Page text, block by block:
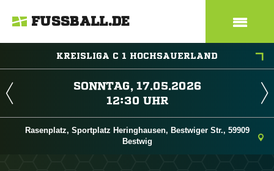
FUSSBALL.DE
KREISLIGA C 1 HOCHSAUERLAND
 
 
Rasenplatz, Sportplatz Heringhausen, Bestwiger Str., 59909
Bestwig